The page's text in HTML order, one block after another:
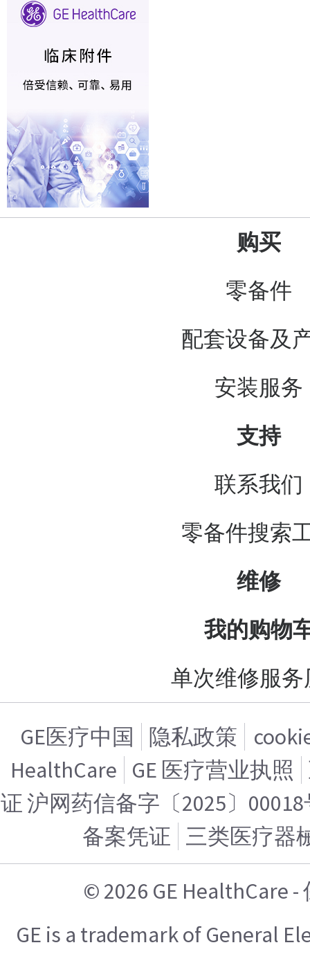
购买
零备件
配套设备及
安装服务
支持
联系我们
零备件搜索
维修
我的购物
单次维修服务
GE医疗中国 隐私政策
HealthCare GE 医疗营业执照
证 沪网药信备字〔2025〕
备案凭证 三类医疗器
© 2026 GE HealthCare
GE is a trademark of General